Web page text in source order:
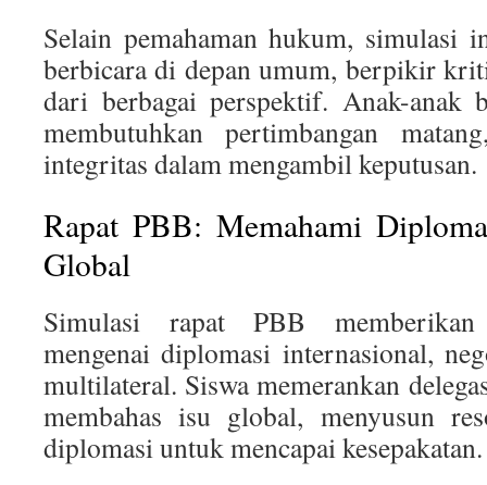
Selain pemahaman hukum, simulasi
berbicara di depan umum, berpikir
dari berbagai perspektif. Anak-anak
membutuhkan pertimbangan
integritas dalam mengambil keputusan.
Rapat PBB: Memahami
Global
Simulasi rapat PBB memberikan
mengenai diplomasi internasional,
multilateral. Siswa memerankan
membahas isu global, menyusun
diplomasi untuk mencapai kesepakatan.